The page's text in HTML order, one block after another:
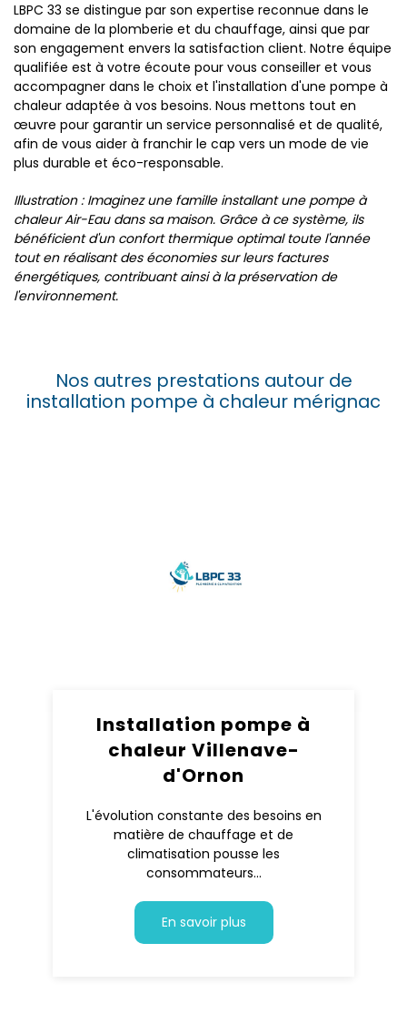
LBPC 33 se distingue par son expertise reconnue dans le
domaine de la plomberie et du chauffage, ainsi que par
son engagement envers la satisfaction client. Notre équipe
qualifiée est à votre écoute pour vous conseiller et vous
accompagner dans le choix et l'installation d'une pompe à
chaleur adaptée à vos besoins. Nous mettons tout en
œuvre pour garantir un service personnalisé et de qualité,
afin de vous aider à franchir le cap vers un mode de vie
plus durable et éco-responsable.
Illustration : Imaginez une famille installant une pompe à
chaleur Air-Eau dans sa maison. Grâce à ce système, ils
bénéficient d'un confort thermique optimal toute l'année
tout en réalisant des économies sur leurs factures
énergétiques, contribuant ainsi à la préservation de
l'environnement.
Nos autres prestations autour de
installation pompe à chaleur mérignac
Installation pompe à
chaleur Villenave-
d'Ornon
L'évolution constante des besoins en
matière de chauffage et de
climatisation pousse les
consommateurs...
En savoir plus